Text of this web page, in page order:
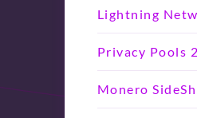
Lightning
Privacy Pools
Monero